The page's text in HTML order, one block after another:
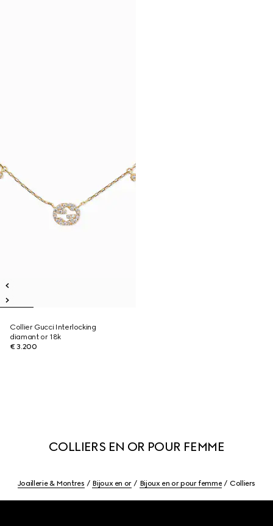
Collier Gucci Interlocking
diamant or 18k
€ 3.200
COLLIERS EN OR POUR FEMME
Joaillerie & Montres Bijoux en or Bijoux en or pour femme Colliers